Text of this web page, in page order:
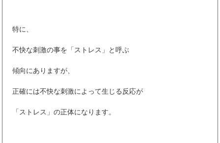
特に、
不快な刺激の事を「ストレス」と呼ぶ
傾向にありますが、
正確には不快な刺激によって生じる反応が
「ストレス」の正体になります。